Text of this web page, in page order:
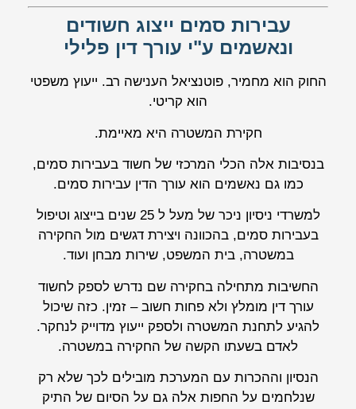
עבירות סמים ייצוג חשודים
ונאשמים ע"י עורך דין פלילי
החוק הוא מחמיר, פוטנציאל הענישה רב. ייעוץ משפטי
הוא קריטי.
חקירת המשטרה היא מאיימת.
בנסיבות אלה הכלי המרכזי של חשוד בעבירות סמים,
כמו גם נאשמים הוא עורך הדין עבירות סמים.
למשרדי ניסיון ניכר של מעל ל 25 שנים בייצוג וטיפול
בעבירות סמים, בהכוונה ויצירת דגשים מול החקירה
במשטרה, בית המשפט, שירות מבחן ועוד.
החשיבות מתחילה בחקירה שם נדרש לספק לחשוד
עורך דין מומלץ ולא פחות חשוב – זמין. כזה שיכול
להגיע לתחנת המשטרה ולספק ייעוץ מדוייק לנחקר.
לאדם בשעתו הקשה של החקירה במשטרה.
הנסיון וההכרות עם המערכת מובילים לכך שלא רק
שנלחמים על החפות אלה גם על הסיום של התיק